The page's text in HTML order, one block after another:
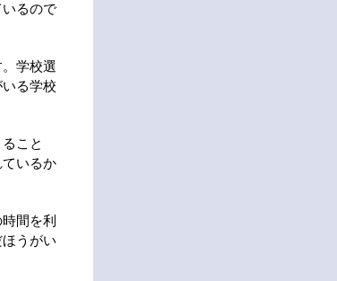
るので
学校選
る学校
こと
いるか
間を利
うがい